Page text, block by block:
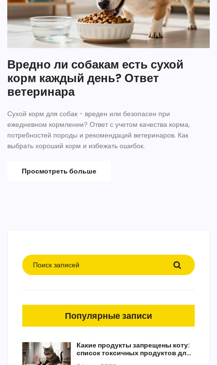
Вредно ли собакам есть сухой
корм каждый день? Ответ
ветеринара
Сухой корм для собак - вреден или безопасен при
ежедневном кормлении? Ответ с учетом качества корма,
потребностей породы и рекомендаций ветеринаров. Как
выбрать хороший корм и избежать ошибок.
Просмотреть больше
Популярные записи
Какие продукты запрещены коту:
список токсичных продуктов для